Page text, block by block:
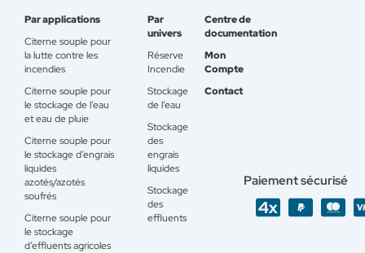
Par applications
Citerne souple pour
la lutte contre les
incendies
Citerne souple pour
le stockage de l’eau
et eau de pluie
Citerne souple pour
le stockage d’engrais
liquides
azotés/azotés
soufrés
Citerne souple pour
le stockage
d’effluents agricoles
Par
univers
Réserve
Incendie
Stockage
de l’eau
Stockage
des
engrais
liquides
Stockage
des
effluents
Centre de
documentation
Mon
Compte
Contact
Paiement sécurisé